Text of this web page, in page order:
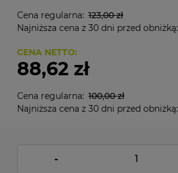
Cena regularna: 123,00 zł
Najniższa cena z 30 dni przed obniżką:
CENA NETTO:
88,62 zł
Cena regularna: 100,00 zł
Najniższa cena z 30 dni przed obniżką:
-